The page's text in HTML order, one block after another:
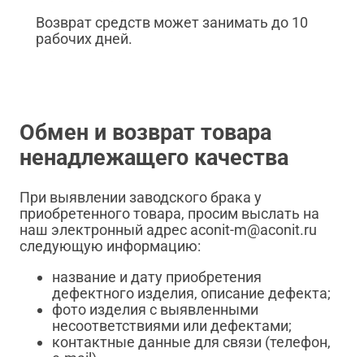
Возврат средств может занимать до 10
рабочих дней.
Обмен и возврат товара
ненадлежащего качества
При выявлении заводского брака у
приобретенного товара, просим выслать на
наш электронный адрес aconit-m@aconit.ru
следующую информацию:
название и дату приобретения
дефектного изделия, описание дефекта;
фото изделия с выявленными
несоответствиями или дефектами;
контактные данные для связи (телефон,